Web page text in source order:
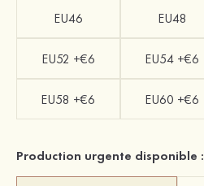
EU46 EU48
EU52 +€6 EU54 +€6
EU58 +€6 EU60 +€6
Production urgente disponible :